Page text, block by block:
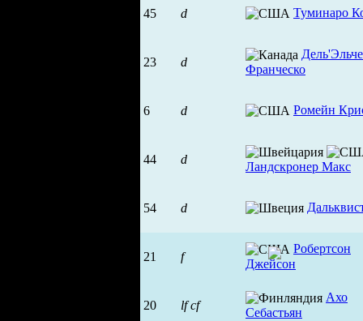
45 d Туминаро
23 d
Дель'Эльче
Франческо
6 d Ромейн
44 d
Ландскронер Макс
54 d
21 f
Робертсон
Джейсон
20 lf cf
Ахо
Себастьян